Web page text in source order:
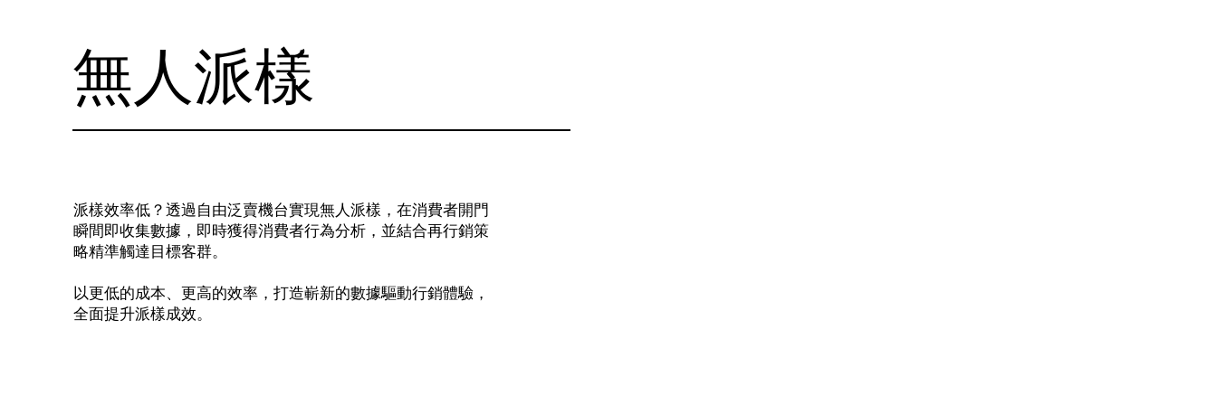
派樣效率低？透過自由泛賣機台實現無人派樣，在消費者開門
瞬間即收集數據，即時獲得消費者行為分析，並結合再行銷策
略精準觸達目標客群。
以更低的成本、更高的效率，打造嶄新的數據驅動行銷體驗，
全面提升派樣成效。
無人派樣